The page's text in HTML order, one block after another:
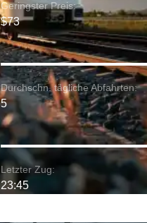
Geringster Preis:
$73
Durchschn. tägliche Abfahrten:
5
Letzter Zug:
23:45